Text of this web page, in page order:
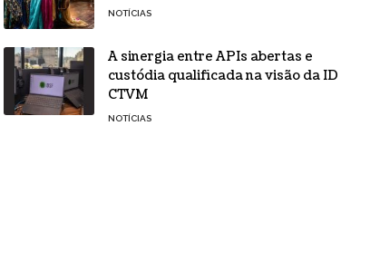
NOTÍCIAS
A sinergia entre APIs abertas e
custódia qualificada na visão da ID
CTVM
NOTÍCIAS